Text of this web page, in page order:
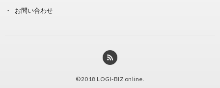
お問い合わせ
©2018 LOGI-BIZ online